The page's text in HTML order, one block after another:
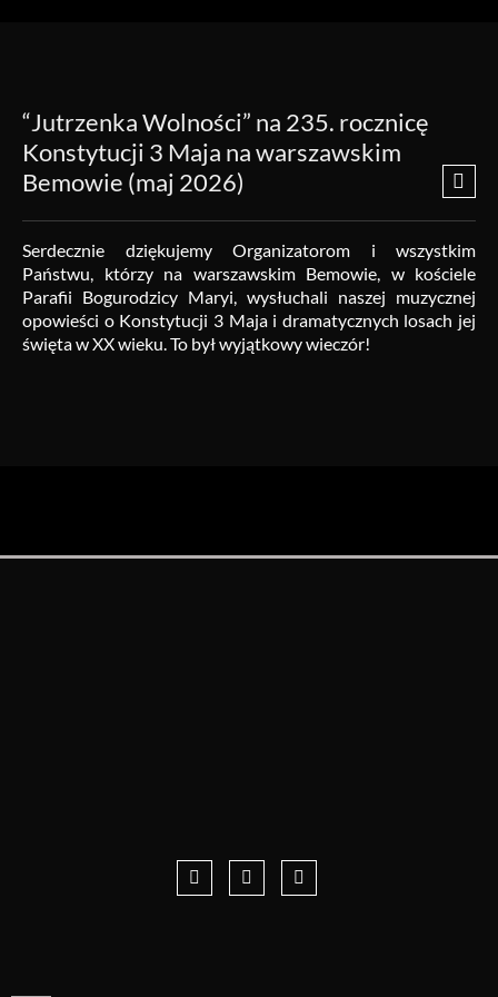
“Jutrzenka Wolności” na 235. rocznicę
Konstytucji 3 Maja na warszawskim
Bemowie (maj 2026)
Serdecznie dziękujemy Organizatorom i wszystkim
Państwu, którzy na warszawskim Bemowie, w kościele
Parafii Bogurodzicy Maryi, wysłuchali naszej muzycznej
opowieści o Konstytucji 3 Maja i dramatycznych losach jej
święta w XX wieku. To był wyjątkowy wieczór!